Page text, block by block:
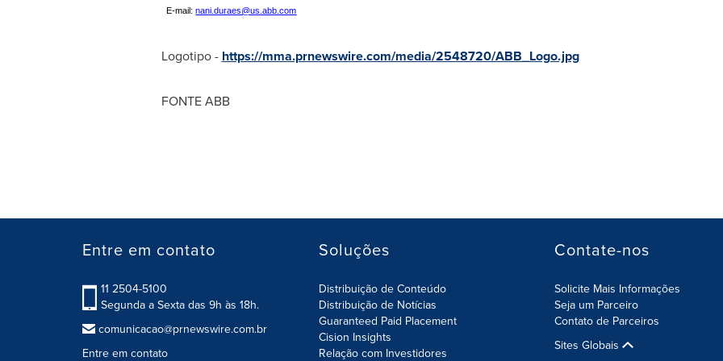
E-mail:nani.duraes@us.abb.com
Logotipo - https://mma.prnewswire.com/media/2548720/ABB_Logo.jpg
FONTE ABB
Entre em contato
11 2504-5100
Segunda a Sexta das 9h às 18h.
comunicacao@prnewswire.com.br
Entre em contato
Soluções
Distribuição de Conteúdo
Distribuição de Notícias
Guaranteed Paid Placement
Cision Insights
Relação com Investidores
Contate-nos
Solicite Mais Informações
Seja um Parceiro
Contato de Parceiros
Sites Globais